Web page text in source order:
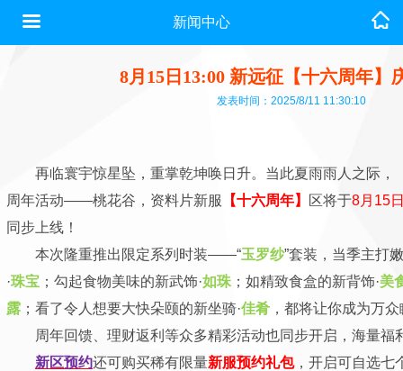
新闻中心
8月15日13:00 新远征【十六周年】
发表时间：2025/8/11 11:30:10
再临寰宇惊星坠，重掌乾坤唤日升。当此夏雨雨人之际 ，
周年活动——桃花谷，资料片新服 【十六周年】 区将于8月15
同步上线！
本次隆重推出限定系列时装——“玉罗纱”套装，当季主打
·珠宝 ；勾起食物美味的新武饰·如珠 ；如精致食盒的新背饰·美
露 ；看了令人想要大快朵颐的新坐骑·佳肴 ，都将让你成为万
周年回馈、理财返利等众多精彩活动也同步开启，海量福
新区预约还可购买稀有限量新服预约礼包，开启可自选七